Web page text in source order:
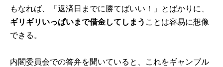
もなれば、「返済日までに勝てばいい！」とばかりに、
ギリギリいっぱいまで借金してしまう ことは容易に想像
できる。
内閣委員会での答弁を聞いていると、これをギャンブル